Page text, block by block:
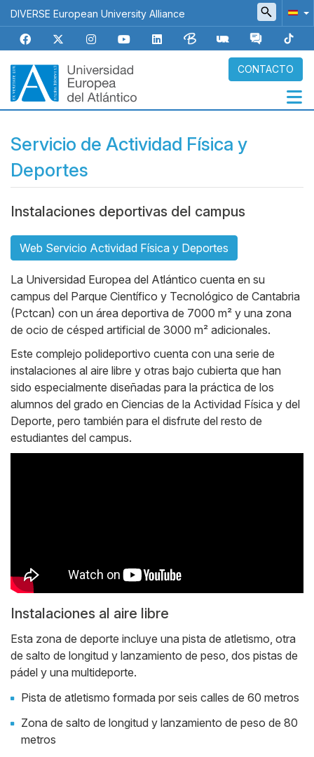
Pasar
al
contenido
principal
DIVERSE European University Alliance
CONTACTO
Navegación
principal
Micrositios
Servicio de Actividad Física y
Deportes
Body
Instalaciones deportivas del campus
Web Servicio Actividad Física y Deportes
La Universidad Europea del Atlántico cuenta en su
campus del Parque Científico y Tecnológico de Cantabria
(Pctcan) con un área deportiva de 7000 m² y una zona
de ocio de césped artificial de 3000 m² adicionales.
Este complejo polideportivo cuenta con una serie de
instalaciones al aire libre y otras bajo cubierta que han
sido especialmente diseñadas para la práctica de los
alumnos del grado en Ciencias de la Actividad Física y del
Deporte, pero también para el disfrute del resto de
estudiantes del campus.
Instalaciones al aire libre
Esta zona de deporte incluye una pista de atletismo, otra
de salto de longitud y lanzamiento de peso, dos pistas de
pádel y una multideporte.
Pista de atletismo formada por seis calles de 60 metros
Zona de salto de longitud y lanzamiento de peso de 80
metros